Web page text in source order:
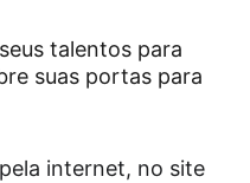
talentos para
suas portas para
internet, no site